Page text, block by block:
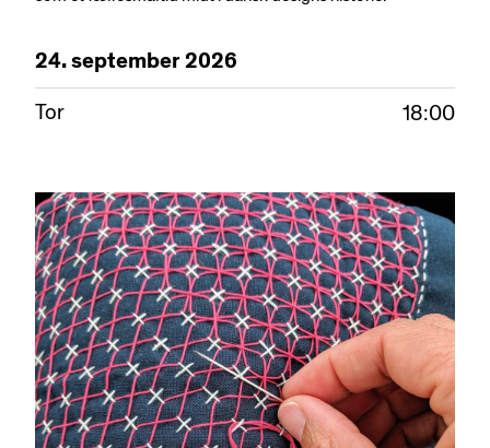
24.september2026
Tor 18:00